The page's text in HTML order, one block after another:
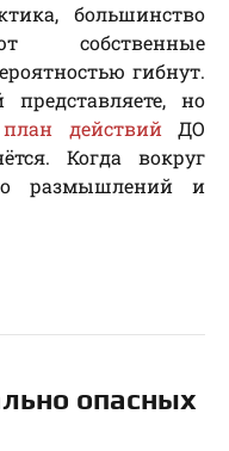
большинство
собственные
гибнут.
но
действий ДО
Когда вокруг
размышлений и
опасных